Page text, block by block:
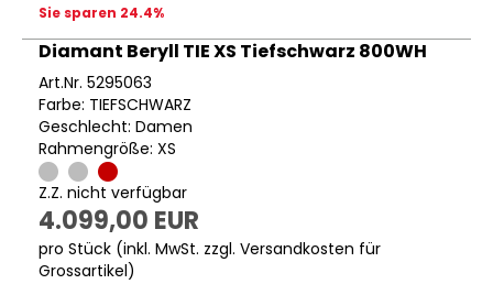
Sie sparen 24.4%
Diamant Beryll TIE XS Tiefschwarz 800WH
Art.Nr. 5295063
Farbe: TIEFSCHWARZ
Geschlecht: Damen
Rahmengröße: XS
Z.Z. nicht verfügbar
4.099,00 EUR
pro Stück (inkl. MwSt. zzgl. Versandkosten für
Grossartikel)